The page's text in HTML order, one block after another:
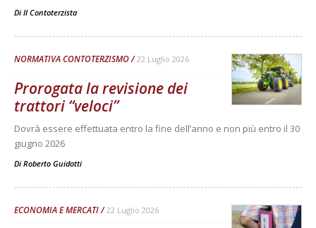
Di Il Contoterzista
NORMATIVA CONTOTERZISMO 22 Luglio 2026
Prorogata la revisione dei
trattori “veloci”
Dovrà essere effettuata entro la fine dell’anno e non più entro il 30
giugno 2026
Di Roberto Guidotti
ECONOMIA E MERCATI 22 Luglio 2026